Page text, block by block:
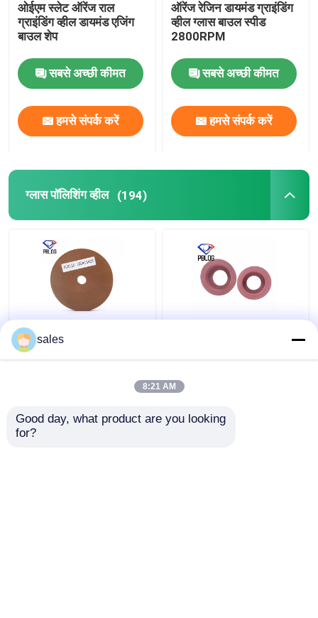
ओईएम स्लेट ऑरेंज राल
ग्राइंडिंग व्हील डायमंड एजिंग
बाउल शेप
सबसे अच्छी कीमत
हमसे संपर्क करें
ऑरेंज रेजिन डायमंड ग्राइंडिंग
व्हील ग्लास बाउल स्पीड
2800RPM
सबसे अच्छी कीमत
हमसे संपर्क करें
ग्लास पॉलिशिंग व्हील (194)
राउंड एज मशीन के लिए
पेरिफेरल बीके आर्टिफेक्स ग्लास
पिंक (गुलाबी) 150mm ग्लास
sales
8:21 AM
Good day, what product are you looking
for?